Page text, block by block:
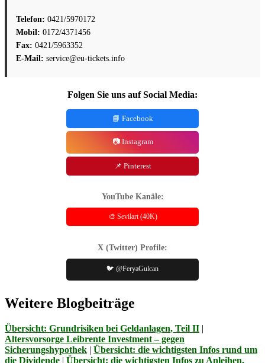
Telefon: 0421/5970172
Mobil: 0172/4371456
Fax: 0421/5963352
E-Mail: service@eu-tickets.info
Folgen Sie uns auf Social Media:
📘 Facebook
📷 Instagram
📌 Pinterest
YouTube Kanäle:
🎨 Sevilart (40K)
X (Twitter) Profile:
🐦 @FeryaGulcan
Weitere Blogbeiträge
Übersicht: Grundrisiken bei Geldanlagen, Teil II |
Altersvorsorge Leibrente Investment – gegen
Sicherungshypothek | Übersicht: die wichtigsten Infos rund um
die Dividende | Übersicht: die wichtigsten Infos zu Anleihen,